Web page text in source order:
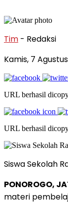
Tim - Redaksi
Kamis, 7
URL berhasil
URL berhasil
Siswa Sekolah
PONOROGO,
materi